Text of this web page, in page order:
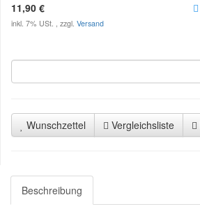
11,90 €
inkl. 7% USt. , zzgl. Versand
Wunschzettel Vergleichsliste
Beschreibung